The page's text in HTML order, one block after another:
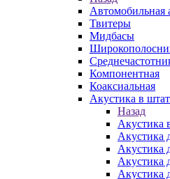
Автомобильная
Твитеры
Мидбасы
Компонентная
Коаксиальная
Акустика в
Назад
Акустика
Акустика
Акустика
Акустика
Акустика